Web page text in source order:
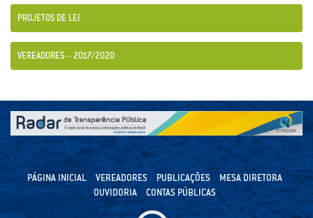
PROJETOS DE LEI
VEREADORES – 2017/2020
PÁGINA INICIAL VEREADORES PUBLICAÇÕES
MESA DIRETORA
OUVIDORIA
CONTAS PÚBLICAS